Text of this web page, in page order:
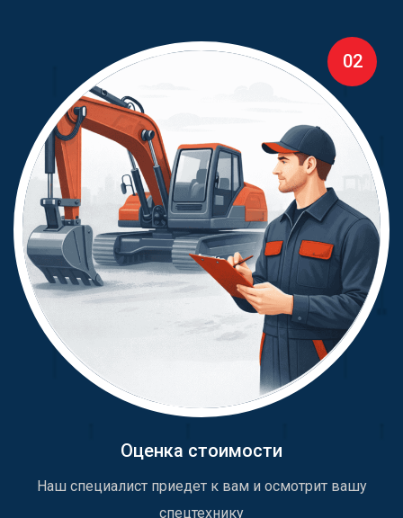
02
Оценка стоимости
Наш специалист приедет к вам и осмотрит вашу
спецтехнику